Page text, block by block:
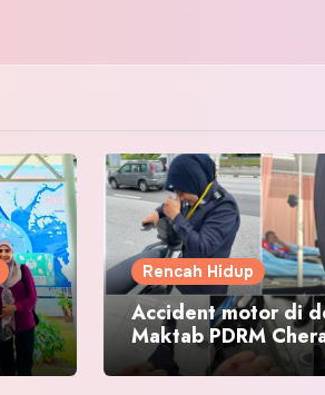
Rencah Hidup
Accident motor di
Maktab PDRM